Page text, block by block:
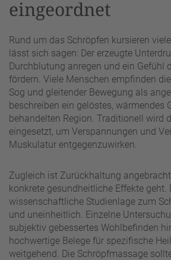
eingeordnet
Rund um das Schröpfen kursieren
lässt sich sagen: Der erzeugte
Durchblutung anregen und ein Gefühl
fördern. Viele Menschen empfinden
Sog und gleitender Bewegung als
beschreiben ein gelöstes, wärmendes
behandelten Region. Traditionell wird
eingesetzt, um Verspannungen und
Muskulatur entgegenzuwirken.
Zugleich ist Zurückhaltung
konkrete gesundheitliche Effekte geht.
wissenschaftliche Studienlage zum
und uneinheitlich. Einzelne
subjektiv gebessertes Wohlbefinden
hochwertige Belege für spezifische
weitgehend. Die Schröpfmassage